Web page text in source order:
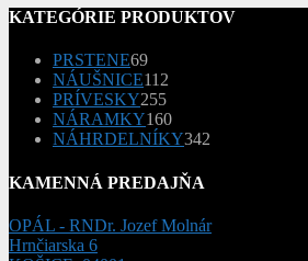
KATEGÓRIE PRODUKTOV
PRSTENE6969
produktov
NÁUŠNICE112
PRÍVESKY255255
produktov
NÁRAMKY160160
produktov
NÁHRDELNÍKY342
KAMENNÁ PREDAJŇA
OPÁL - RNDr. Jozef Molnár
Hrnčiarska 6